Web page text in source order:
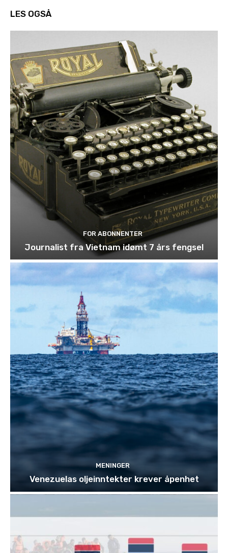
LES OGSÅ
FOR ABONNENTER
Journalist fra Vietnam idømt 7 års fengsel
MENINGER
Venezuelas oljeinntekter krever åpenhet